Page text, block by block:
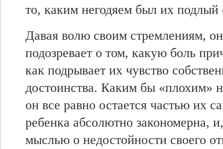
то, каким негодяем был их подлый
Давая волю своим стремлениям,
подозревает о том, какую боль
как подрывает их чувство
достоинства. Каким бы «плохим»
он все равно остается частью их
ребенка абсолютно закономерна,
мыслью о недостойности своего